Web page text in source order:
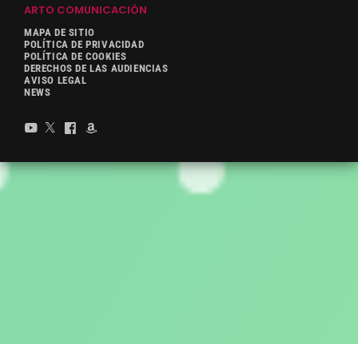
ARTO COMUNICACIÓN
MAPA DE SITIO
POLÍTICA DE PRIVACIDAD
POLÍTICA DE COOKIES
DERECHOS DE LAS AUDIENCIAS
AVISO LEGAL
NEWS